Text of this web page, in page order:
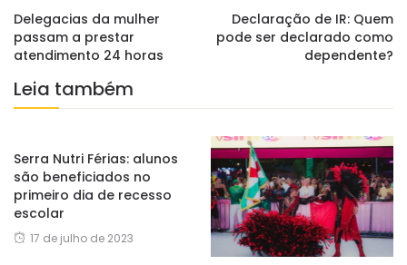
Delegacias da mulher
passam a prestar
atendimento 24 horas
Declaração de IR: Quem
pode ser declarado como
dependente?
Leia também
Serra Nutri Férias: alunos
são beneficiados no
primeiro dia de recesso
escolar
17 de julho de 2023